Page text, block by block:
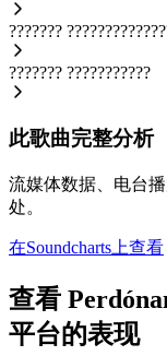
???????
??????? ???????????
此歌曲完整分析
流媒体数据、电台
处。
在Soundcharts上查看
查看
平台的表现